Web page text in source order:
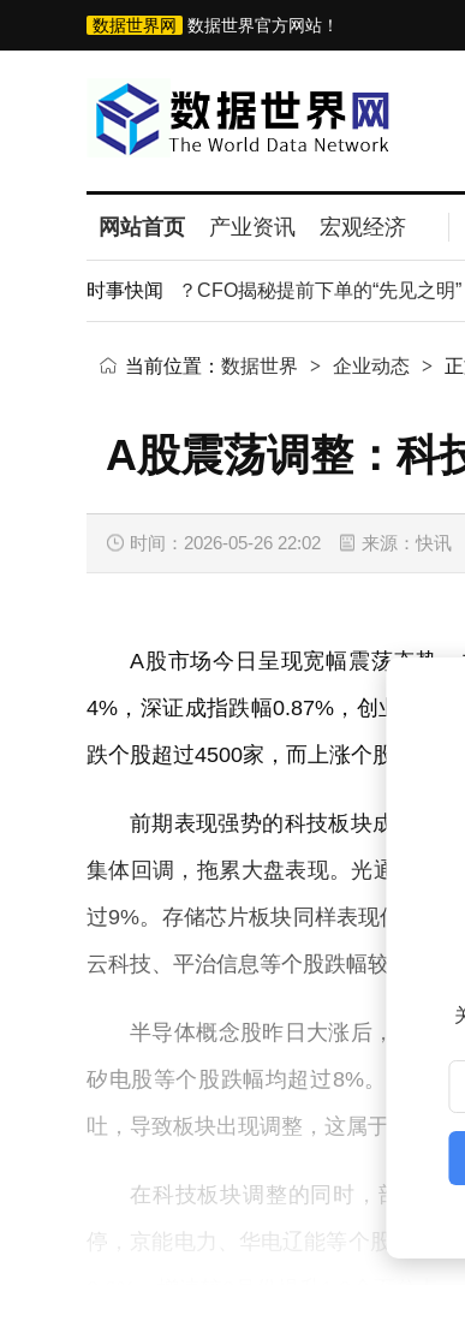
数据世界网 数据世界官方网站！
网站首页 产业资讯 宏观经济
时事快闻
达如何独善其身？CFO揭秘提前下单的“先见之明”
当前位置： 数据世界 > 企业动态 >
A股震荡调整：科
时间：2026-05-26 22:02 来源：快讯
A股市场今日呈现宽幅震荡态势
4%，深证成指跌幅0.87%，创业板指
跌个股超过4500家，而上涨个股不足
前期表现强势的科技板块成为今
集体回调，拖累大盘表现。光通信板
过9%。存储芯片板块同样表现低迷，
云科技、平治信息等个股跌幅较大。
半导体概念股昨日大涨后，今日
矽电股等个股跌幅均超过8%。市场分
吐，导致板块出现调整，这属于市场正
在科技板块调整的同时，部分防
停，京能电力、华电辽能等个股涨幅